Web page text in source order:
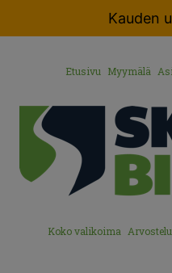
Kauden
Etusivu Myymälä
Koko valikoima